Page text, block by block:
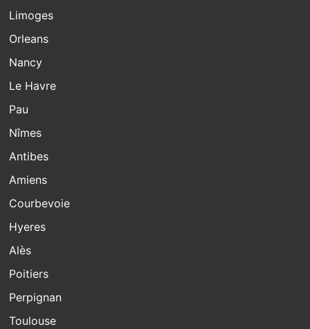
Limoges
Orleans
Nancy
Le Havre
Pau
Nîmes
Antibes
Amiens
Courbevoie
Hyeres
Alès
Poitiers
Perpignan
Toulouse